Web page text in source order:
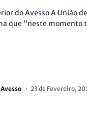
do Avesso A União
que “neste momento
23 de Fevereiro,